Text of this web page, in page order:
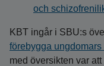
och
KBT ingår i SBU:s
förebygga ungdomars
med översikten var